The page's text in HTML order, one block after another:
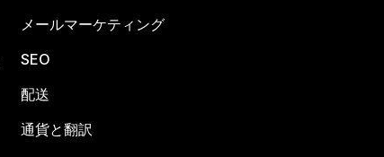
メールマーケティング
SEO
配送
通貨と翻訳